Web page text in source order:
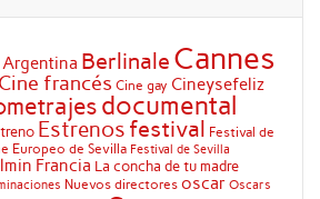
Argentina Berlinale Cannes
Cine francés Cine gay Cineysefeliz
documental
Estrenos festival Festival de
Europeo de Sevilla Festival de Sevilla
Francia La concha de tu madre
Nuevos directores oscar Oscars